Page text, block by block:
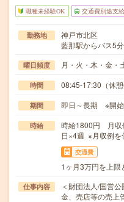
職種未経験OK 交通費別途支
勤務地
神戸市北区
藍那駅からバス5
曜日頻度 月・火・木・金・
時間 08:45-17:30（休
期間 即日～長期 ※開
時給
時給1800円 月収
日×4週 ※月収例を
交通費
1ヶ月3万円を上限
仕事内容
＜財団法人/国営
金、売店等の売上